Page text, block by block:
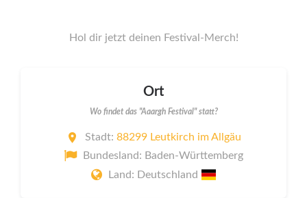
Hol dir jetzt deinen Festival-Merch!
Ort
Wo findet das "Aaargh Festival" statt?
Stadt: 88299 Leutkirch im Allgäu
Bundesland: Baden-Württemberg
Land: Deutschland